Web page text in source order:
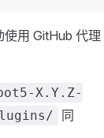
用 GitHub 代理
X.Y.Z-
同